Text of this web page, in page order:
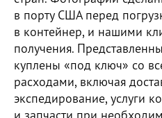
в порту США перед
в контейнер, и нашими
получения.
куплены «под ключ» со
расходами, включая
экспедирование, услуги
и запчасти при